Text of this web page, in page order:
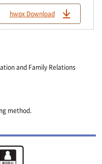
hwpx Download
and Family Relations
method.